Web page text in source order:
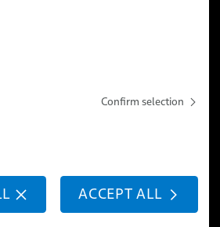
Confirm selection
ACCEPT ALL